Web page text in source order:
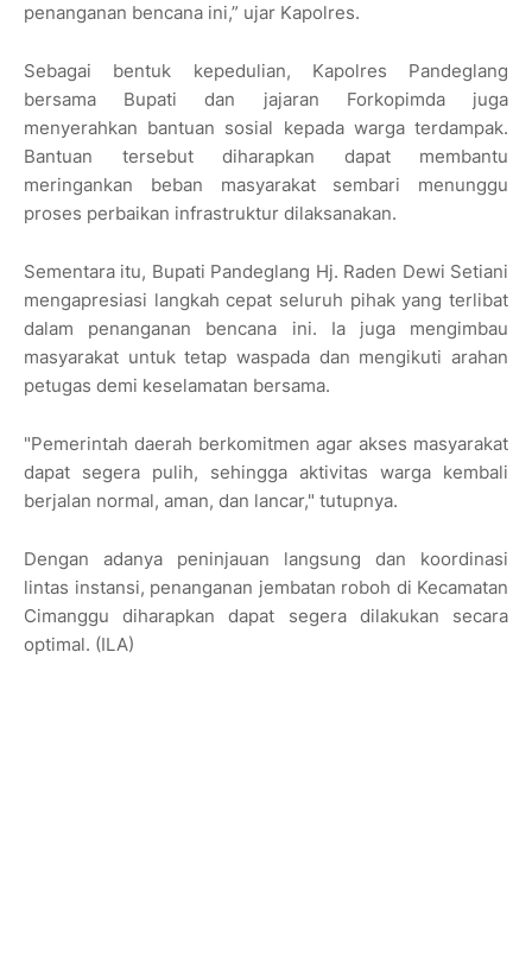
penanganan bencana ini,” ujar Kapolres.
Sebagai bentuk kepedulian, Kapolres Pandeglang
bersama Bupati dan jajaran Forkopimda juga
menyerahkan bantuan sosial kepada warga terdampak.
Bantuan tersebut diharapkan dapat membantu
meringankan beban masyarakat sembari menunggu
proses perbaikan infrastruktur dilaksanakan.
Sementara itu, Bupati Pandeglang Hj. Raden Dewi Setiani
mengapresiasi langkah cepat seluruh pihak yang terlibat
dalam penanganan bencana ini. Ia juga mengimbau
masyarakat untuk tetap waspada dan mengikuti arahan
petugas demi keselamatan bersama.
"Pemerintah daerah berkomitmen agar akses masyarakat
dapat segera pulih, sehingga aktivitas warga kembali
berjalan normal, aman, dan lancar," tutupnya.
Dengan adanya peninjauan langsung dan koordinasi
lintas instansi, penanganan jembatan roboh di Kecamatan
Cimanggu diharapkan dapat segera dilakukan secara
optimal. (ILA)